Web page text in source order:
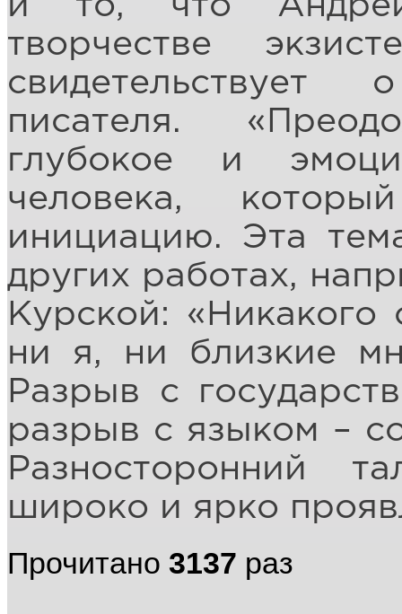
творчестве
писателя.
глубокое и
человека,
инициацию. Эта
других работах,
Курской:
ни я, ни близкие
Разрыв с
разрыв с языком –
Разносторонний
широко и ярко
Прочитано 3137 раз